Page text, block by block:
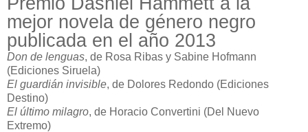
mejor novela de género negro
publicada en el año 2013
Don de lenguas, de Rosa Ribas y Sabine Hofmann
(Ediciones Siruela)
El guardián invisible, de Dolores Redondo (Ediciones
Destino)
El último milagro, de Horacio Convertini (Del Nuevo
Extremo)